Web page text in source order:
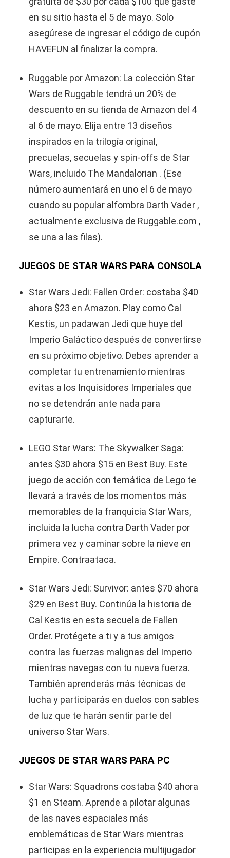
en su sitio hasta el 5 de mayo. Solo
asegúrese de ingresar el código de cupón
HAVEFUN al finalizar la compra.
Ruggable por Amazon: La colección Star
Wars de Ruggable tendrá un 20% de
descuento en su tienda de Amazon del 4
al 6 de mayo. Elija entre 13 diseños
inspirados en la trilogía original,
precuelas, secuelas y spin-offs de Star
Wars, incluido The Mandalorian . (Ese
número aumentará en uno el 6 de mayo
cuando su popular alfombra Darth Vader ,
actualmente exclusiva de Ruggable.com ,
se una a las filas).
JUEGOS DE STAR WARS PARA CONSOLA
Star Wars Jedi: Fallen Order: costaba $40
ahora $23 en Amazon. Play como Cal
Kestis, un padawan Jedi que huye del
Imperio Galáctico después de convertirse
en su próximo objetivo. Debes aprender a
completar tu entrenamiento mientras
evitas a los Inquisidores Imperiales que
no se detendrán ante nada para
capturarte.
LEGO Star Wars: The Skywalker Saga:
antes $30 ahora $15 en Best Buy. Este
juego de acción con temática de Lego te
llevará a través de los momentos más
memorables de la franquicia Star Wars,
incluida la lucha contra Darth Vader por
primera vez y caminar sobre la nieve en
Empire. Contraataca.
Star Wars Jedi: Survivor: antes $70 ahora
$29 en Best Buy. Continúa la historia de
Cal Kestis en esta secuela de Fallen
Order. Protégete a ti y a tus amigos
contra las fuerzas malignas del Imperio
mientras navegas con tu nueva fuerza.
También aprenderás más técnicas de
lucha y participarás en duelos con sables
de luz que te harán sentir parte del
universo Star Wars.
JUEGOS DE STAR WARS PARA PC
Star Wars: Squadrons costaba $40 ahora
$1 en Steam. Aprende a pilotar algunas
de las naves espaciales más
emblemáticas de Star Wars mientras
participas en la experiencia multijugador